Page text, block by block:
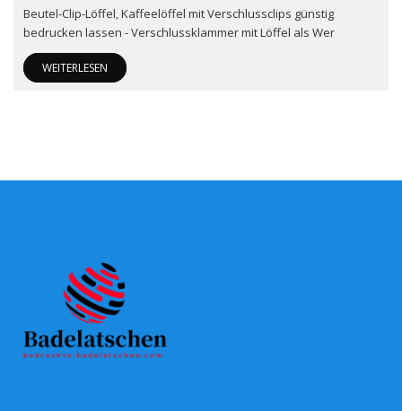
Beutel-Clip-Löffel, Kaffeelöffel mit Verschlussclips günstig
bedrucken lassen - Verschlussklammer mit Löffel als Wer
WEITERLESEN